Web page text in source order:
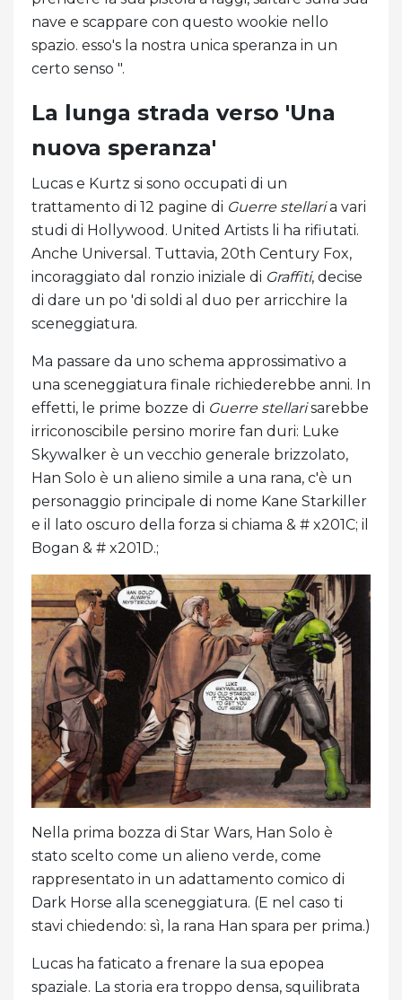
nave e scappare con questo wookie nello
spazio. esso's la nostra unica speranza in un
certo senso ".
La lunga strada verso 'Una
nuova speranza'
Lucas e Kurtz si sono occupati di un
trattamento di 12 pagine di Guerre stellaria vari
studi di Hollywood. United Artists li ha rifiutati.
Anche Universal. Tuttavia, 20th Century Fox,
incoraggiato dal ronzio iniziale di Graffiti, decise
di dare un po 'di soldi al duo per arricchire la
sceneggiatura.
Ma passare da uno schema approssimativo a
una sceneggiatura finale richiederebbe anni. In
effetti, le prime bozze di Guerre stellarisarebbe
irriconoscibile persino morire fan duri: Luke
Skywalker è un vecchio generale brizzolato,
Han Solo è un alieno simile a una rana, c'è un
personaggio principale di nome Kane Starkiller
e il lato oscuro della forza si chiama & # x201C; il
Bogan & # x201D.;
Nella prima bozza di Star Wars, Han Solo è
stato scelto come un alieno verde, come
rappresentato in un adattamento comico di
Dark Horse alla sceneggiatura. (E nel caso ti
stavi chiedendo: sì, la rana Han spara per prima.)
Lucas ha faticato a frenare la sua epopea
spaziale. La storia era troppo densa, squilibrata